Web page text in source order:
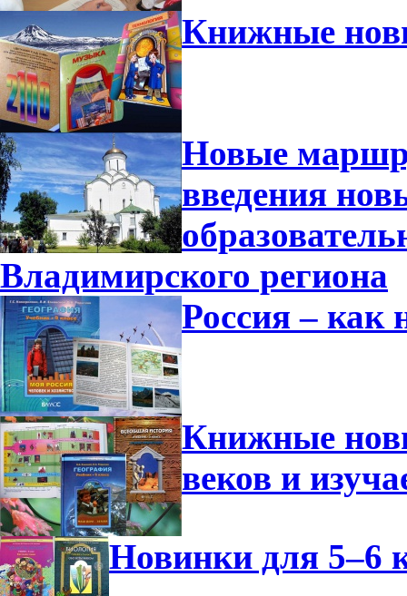
Книжные
Новые
введения
Владимирского региона
Россия – как
Книжные
веков и
Новинки для 5–6